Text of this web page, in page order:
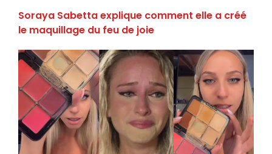
Soraya Sabetta explique comment elle a créé
le maquillage du feu de joie